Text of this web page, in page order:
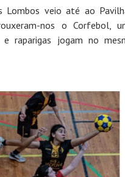
Lombos veio até ao
nos o Corfebol,
raparigas jogam no